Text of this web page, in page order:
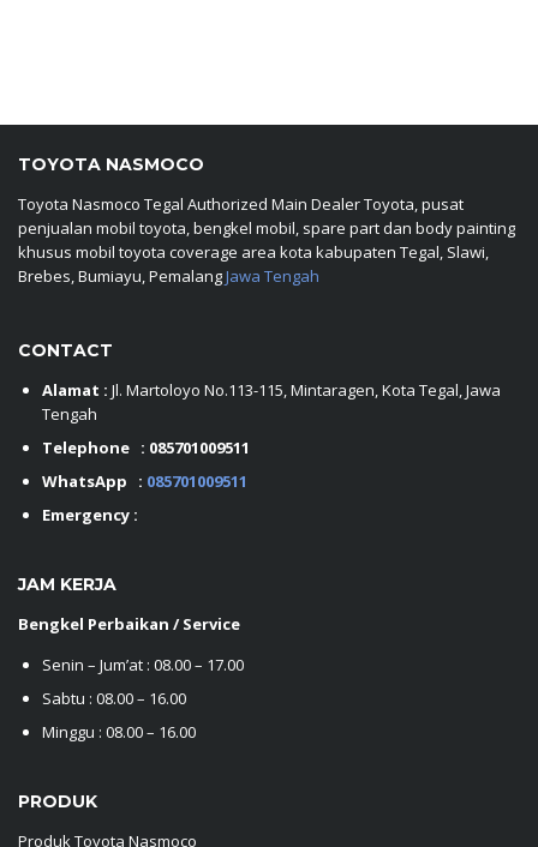
TOYOTA NASMOCO
Toyota Nasmoco Tegal Authorized Main Dealer Toyota, pusat
penjualan mobil toyota, bengkel mobil, spare part dan body painting
khusus mobil toyota coverage area kota kabupaten Tegal, Slawi,
Brebes, Bumiayu, PemalangJawa Tengah
CONTACT
Alamat : Jl. Martoloyo No.113-115, Mintaragen, Kota Tegal, Jawa
Tengah
Telephone : 085701009511
WhatsApp : 085701009511
Emergency :
JAM KERJA
Bengkel Perbaikan / Service
Senin – Jum’at : 08.00 – 17.00
Sabtu : 08.00 – 16.00
Minggu : 08.00 – 16.00
PRODUK
Produk Toyota Nasmoco